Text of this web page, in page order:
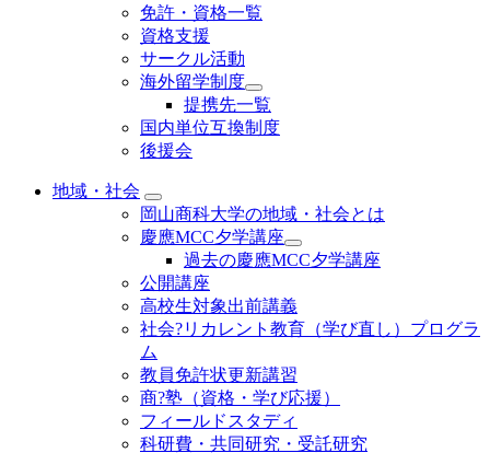
免許・資格一覧
資格支援
サークル活動
海外留学制度
提携先一覧
国内単位互換制度
後援会
地域・社会
岡山商科大学の地域・社会とは
慶應MCC夕学講座
過去の慶應MCC夕学講座
公開講座
高校生対象出前講義
社会?リカレント教育（学び直し）プログラ
ム
教員免許状更新講習
商?塾（資格・学び応援）
フィールドスタディ
科研費・共同研究・受託研究